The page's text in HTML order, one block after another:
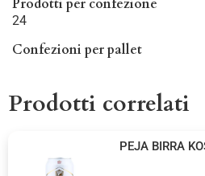
Prodotti per confezione
24
Confezioni per pallet
Prodotti correlati
PEJA BIRRA